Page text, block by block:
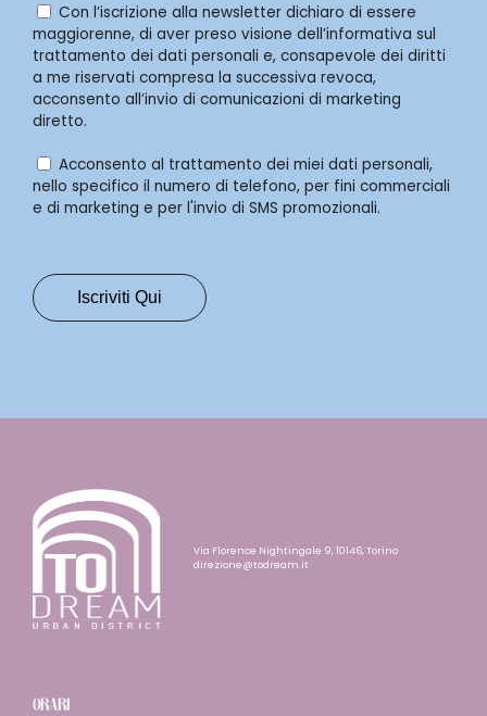
Con l’iscrizione alla newsletter dichiaro di essere
maggiorenne, di aver preso visione dell’informativa sul
trattamento dei dati personali e, consapevole dei diritti
a me riservati compresa la successiva revoca,
acconsento all’invio di comunicazioni di marketing
diretto.
Acconsento al trattamento dei miei dati personali,
nello specifico il numero di telefono, per fini commerciali
e di marketing e per l'invio di SMS promozionali.
Via Florence Nightingale 9, 10146, Torino
direzione@todream.it
ORARI